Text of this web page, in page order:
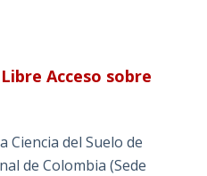
Acceso sobre
Ciencia del Suelo de
de Colombia (Sede